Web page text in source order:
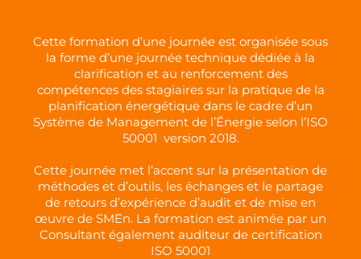
Cette formation d’une journée est organisée sous
la forme d’une journée technique dédiée à la
clarification et au renforcement des
compétences des stagiaires sur la pratique de la
planification énergétique dans le cadre d’un
Système de Management de l’Énergie selon l’ISO
50001 version 2018.
Cette journée met l’accent sur la présentation de
méthodes et d’outils, les échanges et le partage
de retours d’expérience d’audit et de mise en
œuvre de SMEn. La formation est animée par un
Consultant également auditeur de certification
ISO 50001